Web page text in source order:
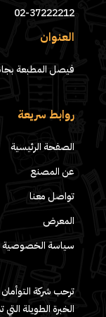
02-37222212
العنوان
فيصل المطبعة
روابط سريعة
الصفحة الرئيسية
عن المصنع
تواصل معنا
المعرض
سياسة الخصوصية
ترحب شركة